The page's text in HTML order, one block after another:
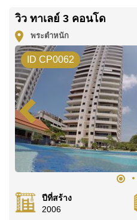
ไทย
ค้นพบโอกาสในการทำให้ที่
คุณ!
ติดต่อ Cornerstone Real
หรือ อีเมล
WhatsApp ของสำนักงาน:
@cornerstonepattaya
วิว ทาเลย์ 3 คอนโด
พระตำหนัก
ID CP0062
ปีที่สร้าง
2006